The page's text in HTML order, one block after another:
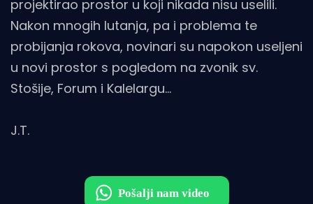
projektirao prostor u koji nikada nisu uselili.
Nakon mnogih lutanja, pa i problema te
probijanja rokova, novinari su napokon useljeni
u novi prostor s pogledom na zvonik sv.
Stošije, Forum i Kalelargu...
J.T.